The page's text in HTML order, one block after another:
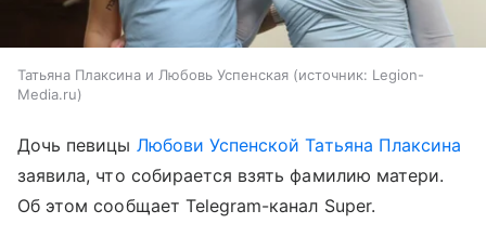
Татьяна Плаксина и Любовь Успенская источник: Legion-
Media.ru
Дочь певицы Любови Успенской Татьяна Плаксина
заявила, что собирается взять фамилию матери.
Об этом сообщает Telegram-канал Super.